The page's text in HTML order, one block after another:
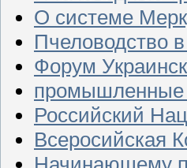
О системе
Пчеловодство
Форум
промышленные
Российский
Всеросийская